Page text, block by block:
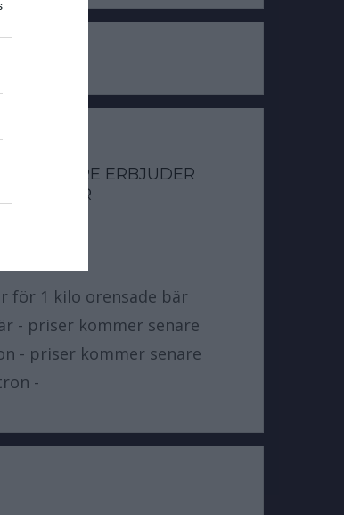
ERBJUDER
SKOGSBÄR
för 1 kilo orensade bär
- priser kommer senare
- priser kommer senare
-